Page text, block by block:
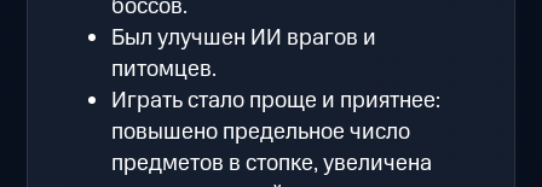
боссов.
Был улучшен ИИ врагов и
питомцев.
Играть стало проще и приятнее:
повышено предельное число
предметов в стопке, увеличена